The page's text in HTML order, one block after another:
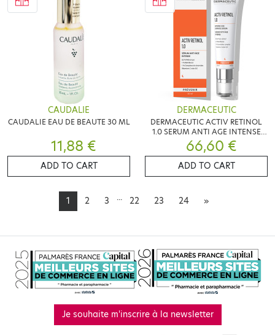
CAUDALIE
CAUDALIE EAU DE BEAUTE 30 ML
11,88 €
ADD TO CART
DERMACEUTIC
DERMACEUTIC ACTIV RETINOL
1.0 SERUM ANTI AGE INTENSE
30ML
66,60 €
ADD TO CART
1 2 3 ... 22 23 24 »
Je souhaite m'inscrire à la newsletter